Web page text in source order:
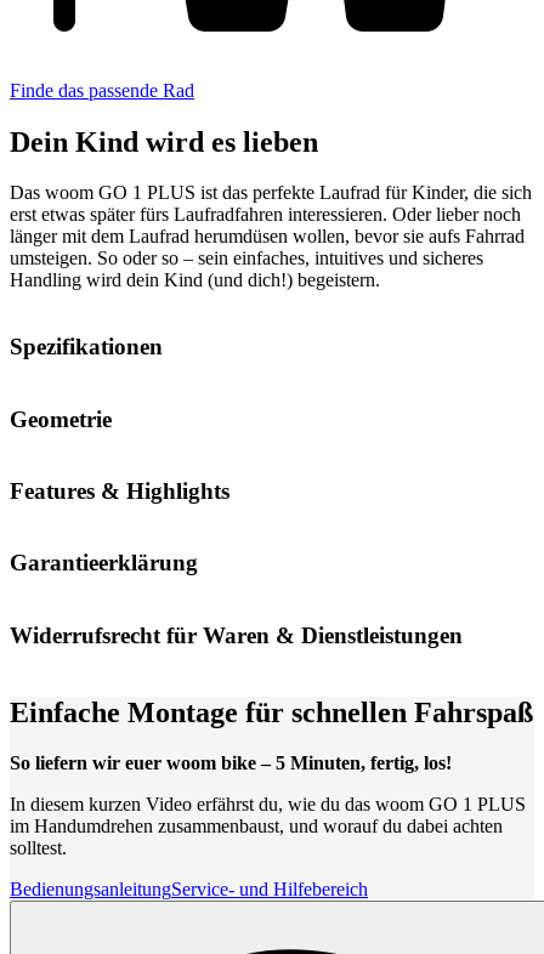
Finde das passende Rad
Dein Kind wird es lieben
Das woom GO 1 PLUS ist das perfekte Laufrad für Kinder, die sich
erst etwas später fürs Laufradfahren interessieren. Oder lieber noch
länger mit dem Laufrad herumdüsen wollen, bevor sie aufs Fahrrad
umsteigen. So oder so – sein einfaches, intuitives und sicheres
Handling wird dein Kind (und dich!) begeistern.
Spezifikationen
Geometrie
Features & Highlights
Garantieerklärung
Widerrufsrecht für Waren & Dienstleistungen
Einfache Montage für schnellen Fahrspaß
So liefern wir euer woom bike – 5 Minuten, fertig, los!
In diesem kurzen Video erfährst du, wie du das woom GO 1 PLUS
im Handumdrehen zusammenbaust, und worauf du dabei achten
solltest.
BedienungsanleitungService- und Hilfebereich